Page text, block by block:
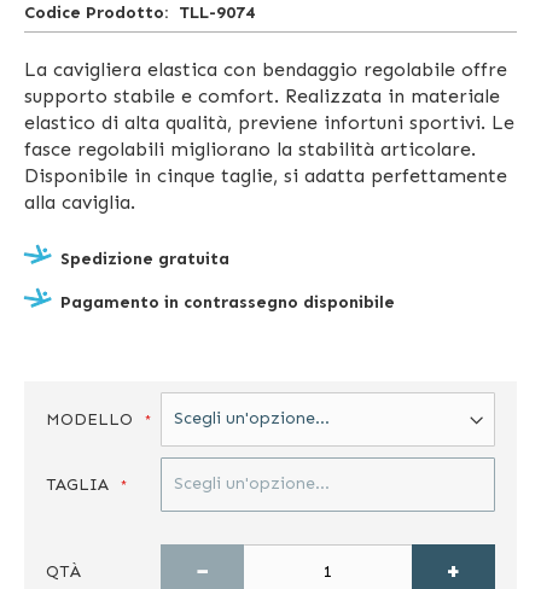
Codice Prodotto TLL-9074
La cavigliera elastica con bendaggio regolabile offre
supporto stabile e comfort. Realizzata in materiale
elastico di alta qualità, previene infortuni sportivi. Le
fasce regolabili migliorano la stabilità articolare.
Disponibile in cinque taglie, si adatta perfettamente
alla caviglia.
Spedizione gratuita
Pagamento in contrassegno disponibile
MODELLO
TAGLIA
QTÀ − +